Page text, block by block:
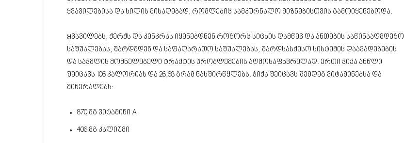
ყვავილებისა და ხილის მისაღებად, რომლებიც სამკურნალო მიზნებისთვის გამოიყენებოდა.
Ყვავილებს, ქერქს და კენკრას იყენებდნენ როგორც სიცხის დამწევ და ანთების საწინააღმდეგო
საშუალებას, შარდმდენ და საფაღარათო საშუალებას, შარდსასქესო სისტემის დაავადებების
და საჭმლის მომნელებელი ტრაქტის პრობლემების აღმოსაფხვრელად. ერთი ჭიქა ანწლი
შეიცავს 106 კალორიას და 26,68 გრამ ნახშირწყლებს. ჭიქა შეიცავს შემდეგ ვიტამინებსა და
მინერალებს:
870 მგ ვიტამინი A
406 მგ კალიუმი